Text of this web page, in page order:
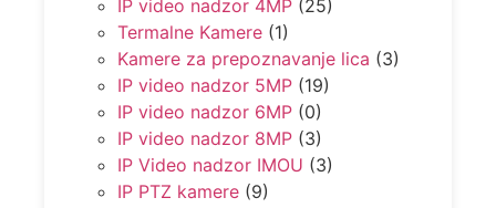
IP video nadzor 4MP (25)
Termalne Kamere (1)
Kamere za prepoznavanje lica (3)
IP video nadzor 5MP (19)
IP video nadzor 6MP (0)
IP video nadzor 8MP (3)
IP Video nadzor IMOU (3)
IP PTZ kamere (9)